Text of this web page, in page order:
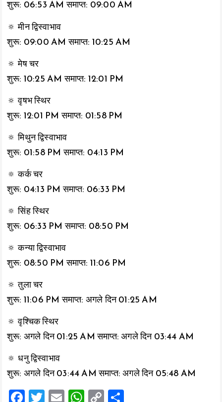
शुरू: 06:53 AM समाप्त: 09:00 AM
🔅 मीन द्विस्वाभाव
शुरू: 09:00 AM समाप्त: 10:25 AM
🔅 मेष चर
शुरू: 10:25 AM समाप्त: 12:01 PM
🔅 वृषभ स्थिर
शुरू: 12:01 PM समाप्त: 01:58 PM
🔅 मिथुन द्विस्वाभाव
शुरू: 01:58 PM समाप्त: 04:13 PM
🔅 कर्क चर
शुरू: 04:13 PM समाप्त: 06:33 PM
🔅 सिंह स्थिर
शुरू: 06:33 PM समाप्त: 08:50 PM
🔅 कन्या द्विस्वाभाव
शुरू: 08:50 PM समाप्त: 11:06 PM
🔅 तुला चर
शुरू: 11:06 PM समाप्त: अगले दिन 01:25 AM
🔅 वृश्चिक स्थिर
शुरू: अगले दिन 01:25 AM समाप्त: अगले दिन 03:44 AM
🔅 धनु द्विस्वाभाव
शुरू: अगले दिन 03:44 AM समाप्त: अगले दिन 05:48 AM
F
T
E
W
C